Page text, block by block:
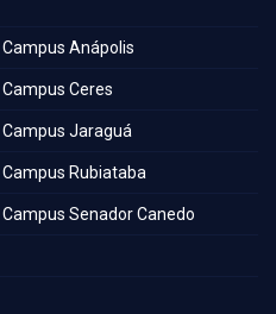
Anápolis
Ceres
Jaraguá
Rubiataba
Senador Canedo